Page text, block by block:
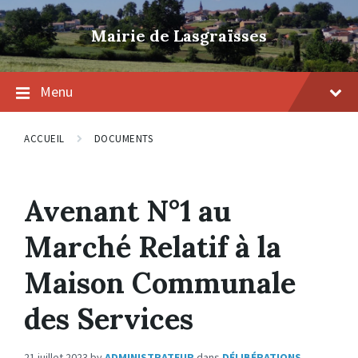
Skip
to
content
Skip
to
main
navigation
Skip
to
footer
Mairie de Lasgraïsses
Menu
ACCUEIL DOCUMENTS
Avenant N°1 au
Marché Relatif à la
Maison Communale
des Services